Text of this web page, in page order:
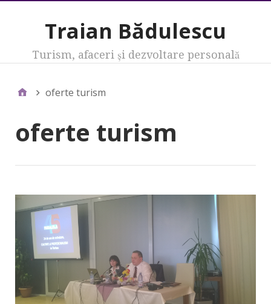
Traian Bădulescu
Turism, afaceri şi dezvoltare personală
oferte turism
oferte turism